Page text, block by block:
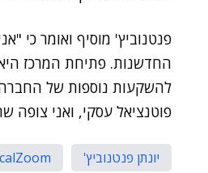
פוטנציאל עסקי, ואני צופה
יונתן פנטנוביץ'